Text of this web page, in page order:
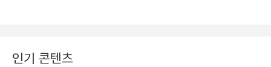
인기 콘텐츠